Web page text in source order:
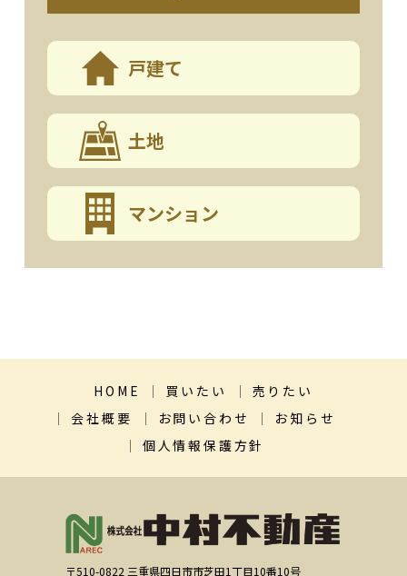
戸建て
土地
マンション
HOME 買いたい
売りたい
会社概要
お問い合わせ
お知らせ
個人情報保護方針
〒510-0822 三重県四日市市芝田1丁目10番10号